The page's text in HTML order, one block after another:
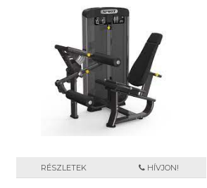
RÉSZLETEK HÍVJON!